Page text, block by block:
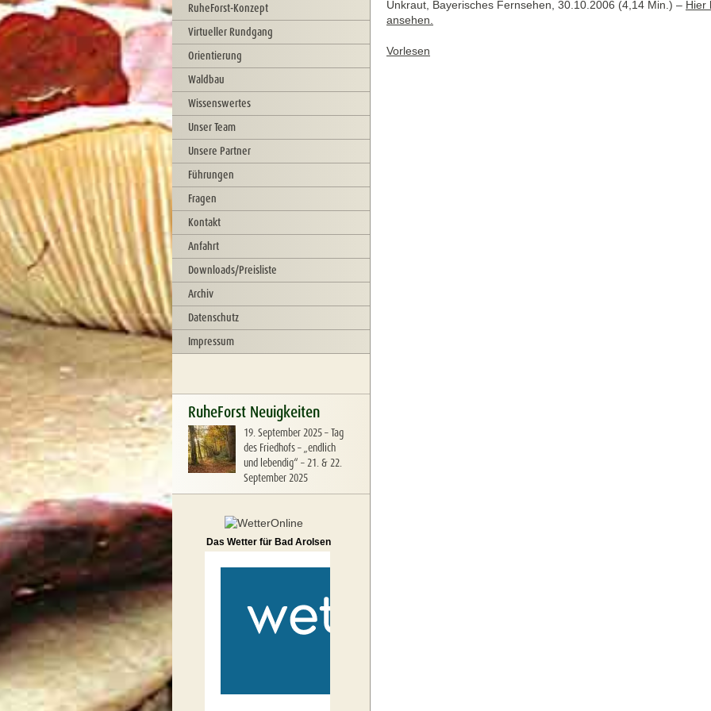
RuheForst-Konzept
Virtueller Rundgang
Orientierung
Waldbau
Wissenswertes
Unser Team
Unsere Partner
Führungen
Fragen
Kontakt
Anfahrt
Downloads/Preisliste
Archiv
Datenschutz
Impressum
RuheForst Neuigkeiten
19. September 2025–Tag
des Friedhofs – „endlich
und lebendig“ – 21. & 22.
September 2025
Das Wetter für Bad Arolsen
Unkraut, Bayerisches Fernsehen, 30.10.2006 (4,14 Min.) – Hier
ansehen.
Vorlesen